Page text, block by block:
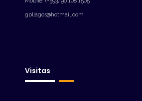
gpllagos@hotmail.com
Visitas